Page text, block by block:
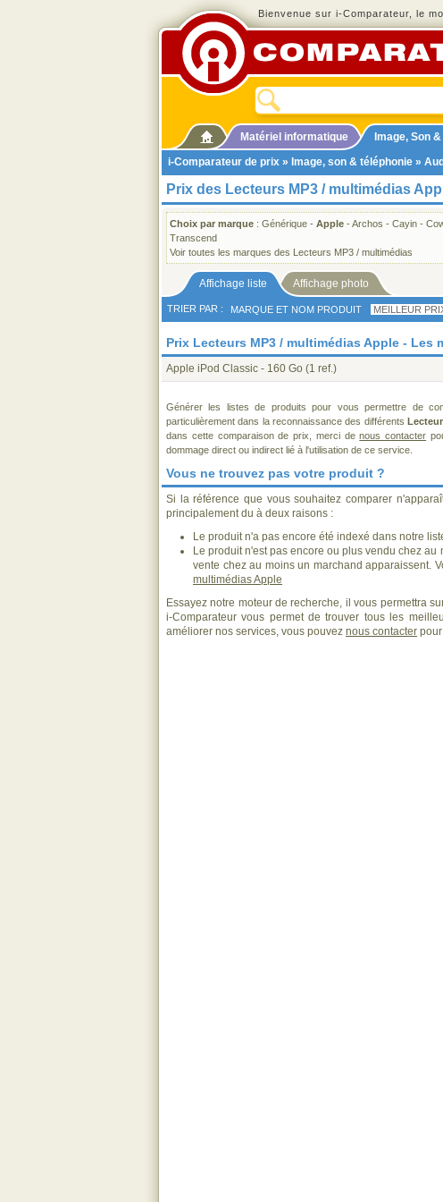
Bienvenue sur i-Comparateur, le
Matériel informatique Image, Son
i-Comparateur de prix » Image, son & téléphonie »
Prix des Lecteurs MP3 / multimédias
Choix par marque : Générique - Apple -Archos - Cayin -
Transcend
Voir toutes les marques des Lecteurs MP3 / multimédias
Affichage liste Affichage photo
TRIER PAR : MARQUE ET NOM PRODUIT MEILLEUR
Prix Lecteurs MP3 / multimédias Apple - Les
Apple iPod Classic - 160 Go (1 ref.)
Générer les listes de produits pour vous permettre de
particulièrement dans la reconnaissance des différents
dans cette comparaison de prix, merci denous contacter
dommage direct ou indirect lié à l'utilisation de ce service.
Vous ne trouvez pas votre produit ?
Si la référence que vous souhaitez comparer
principalement du à deux raisons :
Le produit n'a pas encore été indexé dans notre
Le produit n'est pas encore ou plus vendu chez
vente chez au moins un marchand apparaissent.
multimédias Apple
Essayez notre moteur de recherche, il vous permettra
i-Comparateur vous permet de trouver tous les
améliorer nos services, vous pouvez nous contacter